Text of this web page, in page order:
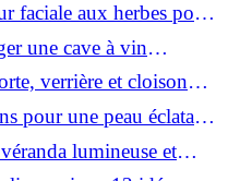
faciale aux herbes pour
?
une cave à vin
verrière et cloison
pièces ?
pour une peau éclatante
lumineuse et